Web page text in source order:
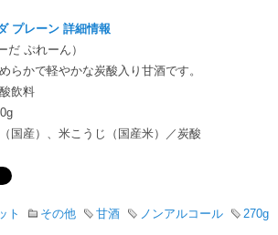
プレーン 詳細情報
だ ぷれーん）
らかで軽やかな炭酸入り甘酒です。
飲料
国産）、米こうじ（国産米）／炭酸
ト その他 甘酒 ノンアルコール 270g